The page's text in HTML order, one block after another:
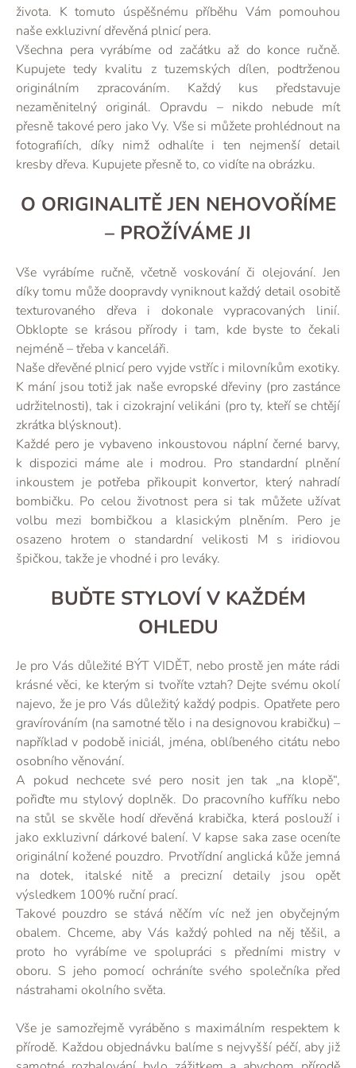
života. K tomuto úspěšnému příběhu Vám pomouhou
naše exkluzivní dřevěná plnicí pera.
Všechna pera vyrábíme od začátku až do konce ručně.
Kupujete tedy kvalitu z tuzemských dílen, podtrženou
originálním zpracováním. Každý kus představuje
nezaměnitelný originál. Opravdu – nikdo nebude mít
přesně takové pero jako Vy. Vše si můžete prohlédnout na
fotografiích, díky nimž odhalíte i ten nejmenší detail
kresby dřeva. Kupujete přesně to, co vidíte na obrázku.
O ORIGINALITĚ JEN NEHOVOŘÍME
– PROŽÍVÁME JI
Vše vyrábíme ručně, včetně voskování či olejování. Jen
díky tomu může doopravdy vyniknout každý detail osobitě
texturovaného dřeva i dokonale vypracovaných linií.
Obklopte se krásou přírody i tam, kde byste to čekali
nejméně – třeba v kanceláři.
Naše dřevěné plnicí pero vyjde vstříc i milovníkům exotiky.
K mání jsou totiž jak naše evropské dřeviny (pro zastánce
udržitelnosti), tak i cizokrajní velikáni (pro ty, kteří se chtějí
zkrátka blýsknout).
Každé pero je vybaveno inkoustovou náplní černé barvy,
k dispozici máme ale i modrou. Pro standardní plnění
inkoustem je potřeba přikoupit konvertor, který nahradí
bombičku. Po celou životnost pera si tak můžete užívat
volbu mezi bombičkou a klasickým plněním. Pero je
osazeno hrotem o standardní velikosti M s iridiovou
špičkou, takže je vhodné i pro leváky.
BUĎTE STYLOVÍ V KAŽDÉM
OHLEDU
Je pro Vás důležité BÝT VIDĚT, nebo prostě jen máte rádi
krásné věci, ke kterým si tvoříte vztah? Dejte svému okolí
najevo, že je pro Vás důležitý každý podpis. Opatřete pero
gravírováním (na samotné tělo i na designovou krabičku) –
například v podobě iniciál, jména, oblíbeného citátu nebo
osobního věnování.
A pokud nechcete své pero nosit jen tak „na klopě“,
pořiďte mu stylový doplněk. Do pracovního kufříku nebo
na stůl se skvěle hodí dřevěná krabička, která poslouží i
jako exkluzivní dárkové balení. V kapse saka zase oceníte
originální kožené pouzdro. Prvotřídní anglická kůže jemná
na dotek, italské nitě a precizní detaily jsou opět
výsledkem 100% ruční prací.
Takové pouzdro se stává něčím víc než jen obyčejným
obalem. Chceme, aby Vás každý pohled na něj těšil, a
proto ho vyrábíme ve spolupráci s předními mistry v
oboru. S jeho pomocí ochráníte svého společníka před
nástrahami okolního světa.
Vše je samozřejmě vyráběno s maximálním respektem k
přírodě. Každou objednávku balíme s nejvyšší péčí, aby již